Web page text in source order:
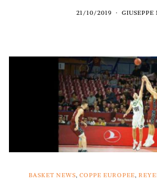
21/10/2019 GIUSEPPE
BASKET NEWS, COPPE EUROPEE,